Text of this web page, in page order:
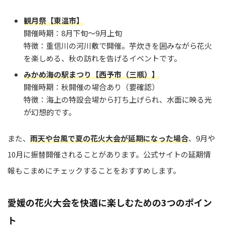
観月祭【東温市】
開催時期：8月下旬〜9月上旬
特徴：重信川の河川敷で開催。芋炊きを囲みながら花火
を楽しめる、秋の訪れを告げるイベントです。
みかめ海の駅まつり【西予市（三瓶）】
開催時期：秋開催の場合あり（要確認）
特徴：海上の特設会場から打ち上げられ、水面に映る光
が幻想的です。
また、 雨天や台風で夏の花火大会が延期になった場合、9月や
10月に振替開催されることがあります。公式サイトの延期情
報もこまめにチェックすることをおすすめします。
愛媛の花火大会を快適に楽しむための3つのポイン
ト